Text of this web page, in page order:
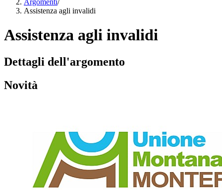
Argomenti/
Assistenza agli invalidi
Assistenza agli invalidi
Dettagli dell'argomento
Novità